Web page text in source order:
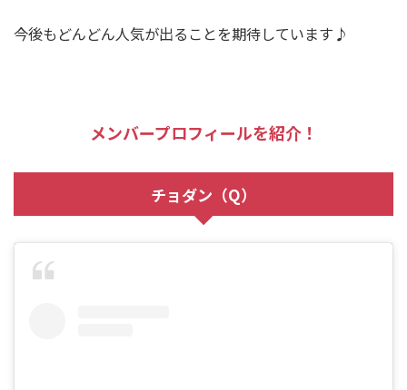
今後もどんどん人気が出ることを期待しています ♪
メンバープロフィールを紹介！
チョダン（Q）